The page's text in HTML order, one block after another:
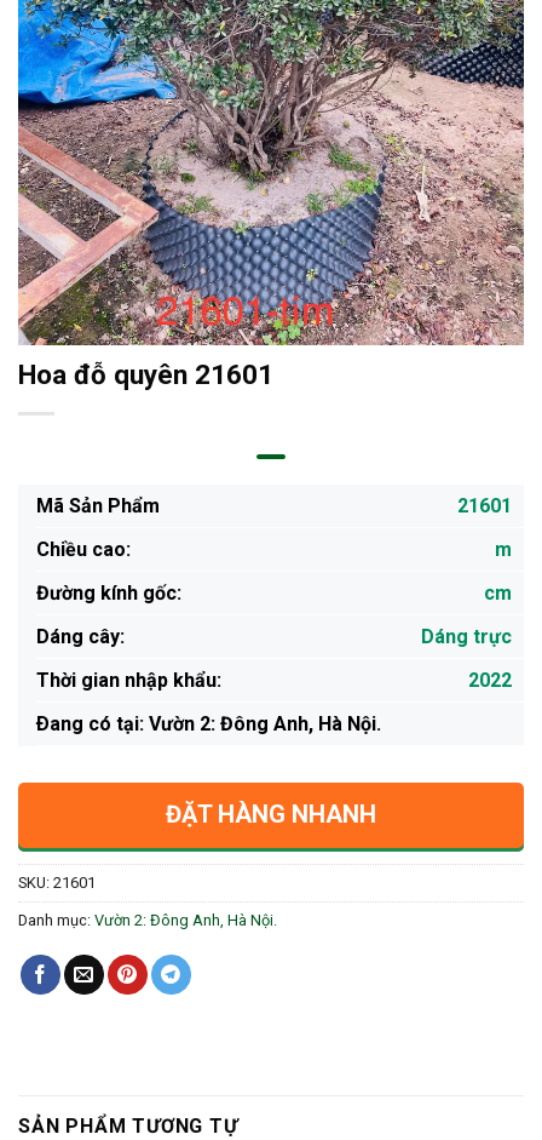
Hoa đỗ quyên 21601
Mã Sản Phẩm
21601
Chiều cao:
m
Đường kính gốc:
cm
Dáng cây:
Dáng trực
Thời gian nhập khẩu:
2022
Ðang có tại: Vườn 2: Đông Anh, Hà Nội.
ĐẶT HÀNG NHANH
SKU: 21601
Danh mục: Vườn 2: Đông Anh, Hà Nội.
SẢN PHẨM TƯƠNG TỰ